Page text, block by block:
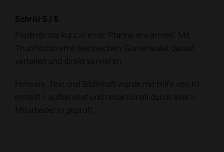
Schritt 5 / 5
Fladenbrote kurz in einer Pfanne erwärmen. Mit
Thunfischcreme bestreichen, Gurkensalat darauf
verteilen und direkt servieren.
Hinweis: Text und Bildinhalt wurde mit Hilfe von KI
erstellt / aufbereitet und redaktionell durch eine:n
Mitarbeiter:in geprüft.